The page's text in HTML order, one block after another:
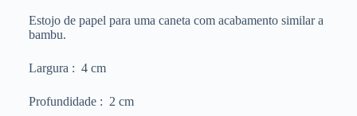
Estojo de papel para uma caneta com acabamento similar a
bambu.
Largura : 4 cm
Profundidade : 2 cm